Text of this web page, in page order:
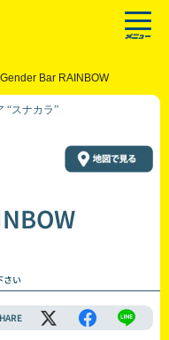
Bar RAINBOW
“スナカラ”
さい